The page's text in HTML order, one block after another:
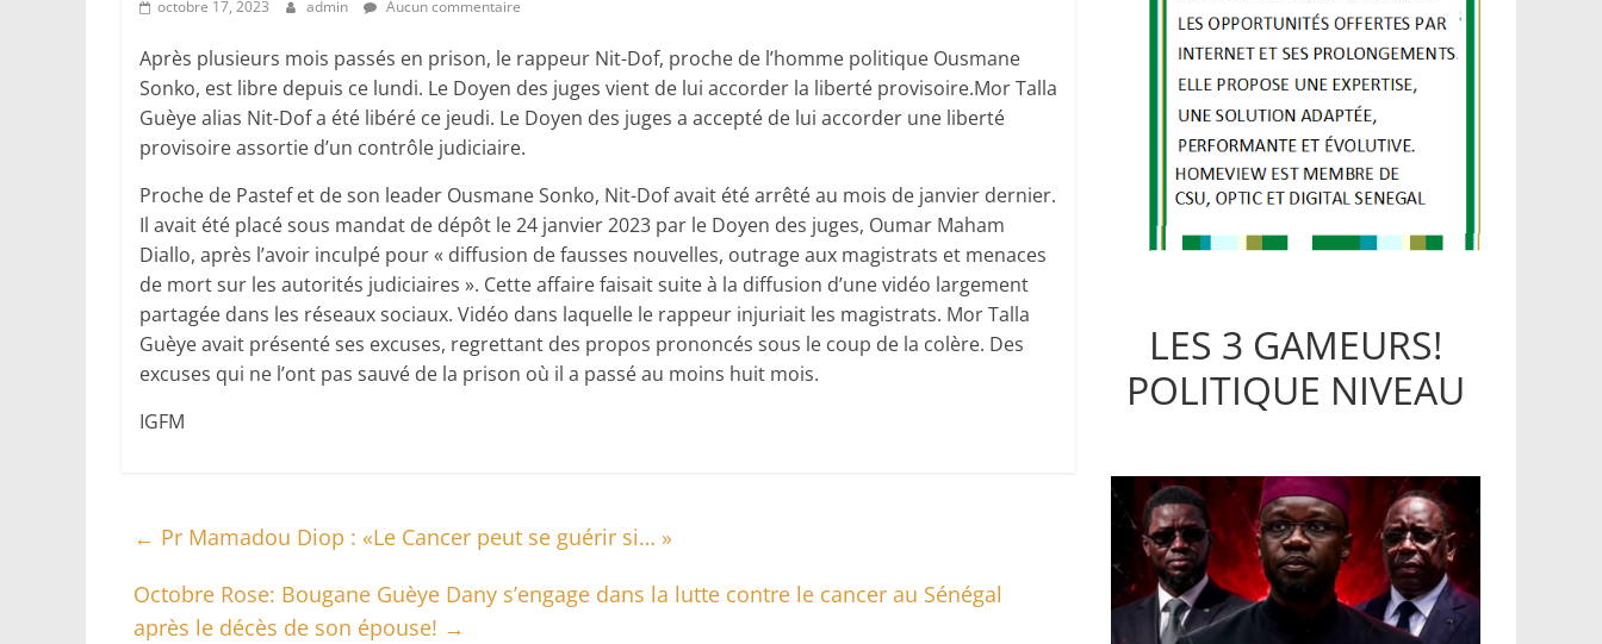
octobre 17, 2023 admin Aucun commentaire
Après plusieurs mois passés en prison, le rappeur Nit-Dof, proche de l’homme politique Ousmane
Sonko, est libre depuis ce lundi. Le Doyen des juges vient de lui accorder la liberté provisoire.Mor Talla
Guèye alias Nit-Dof a été libéré ce jeudi. Le Doyen des juges a accepté de lui accorder une liberté
provisoire assortie d’un contrôle judiciaire.
Proche de Pastef et de son leader Ousmane Sonko, Nit-Dof avait été arrêté au mois de janvier dernier.
Il avait été placé sous mandat de dépôt le 24 janvier 2023 par le Doyen des juges, Oumar Maham
Diallo, après l’avoir inculpé pour « diffusion de fausses nouvelles, outrage aux magistrats et menaces
de mort sur les autorités judiciaires ». Cette affaire faisait suite à la diffusion d’une vidéo largement
partagée dans les réseaux sociaux. Vidéo dans laquelle le rappeur injuriait les magistrats. Mor Talla
Guèye avait présenté ses excuses, regrettant des propos prononcés sous le coup de la colère. Des
excuses qui ne l’ont pas sauvé de la prison où il a passé au moins huit mois.
IGFM
← Pr Mamadou Diop : «Le Cancer peut se guérir si… »
Octobre Rose: Bougane Guèye Dany s’engage dans la lutte contre le cancer au Sénégal
après le décès de son épouse! →
LES 3 GAMEURS!
POLITIQUE NIVEAU